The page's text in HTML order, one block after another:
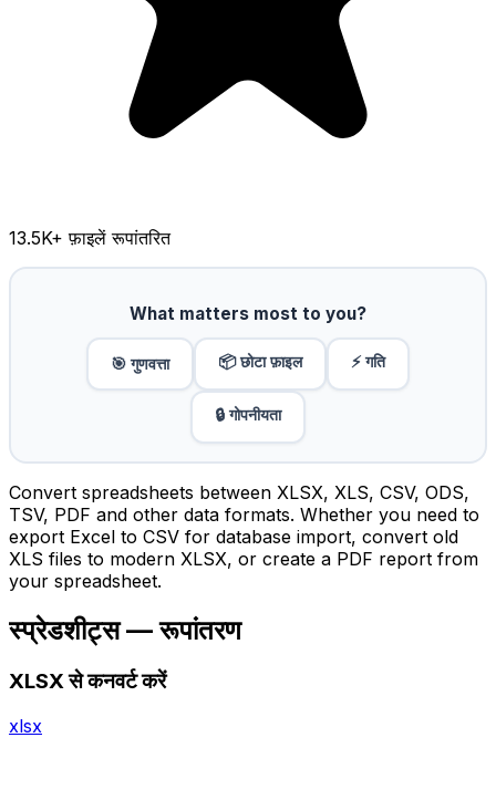
13.5K+ फ़ाइलें रूपांतरित
What matters most to you?
🎯 गुणवत्ता 📦 छोटा फ़ाइल ⚡ गति
🔒 गोपनीयता
Convert spreadsheets between XLSX, XLS, CSV, ODS,
TSV, PDF and other data formats. Whether you need to
export Excel to CSV for database import, convert old
XLS files to modern XLSX, or create a PDF report from
your spreadsheet.
स्प्रेडशीट्स — रूपांतरण
XLSX से कनवर्ट करें
xlsx